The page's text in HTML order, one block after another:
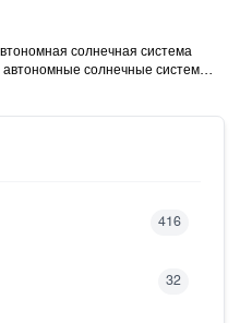
солнечная система
солнечные системы
416
32